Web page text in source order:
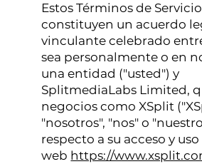
Estos Términos de Servicio
constituyen un acuerdo
vinculante celebrado
sea personalmente o en
una entidad ("usted") y
SplitmediaLabs Limited,
negocios como XSplit
"nosotros", "nos" o
respecto a su acceso y
web https://